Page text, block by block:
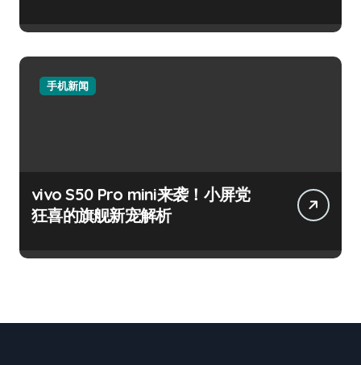
手机新闻
vivo S50 Pro mini来袭！小屏党
狂喜的旗舰新宠解析